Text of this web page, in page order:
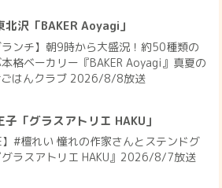
北沢「BAKER Aoyagi」
ランチ】朝9時から大盛況！約50種類の
格ベーカリー『BAKER Aoyagi』真夏の
ごはんクラブ 2026/8/8放送
子「グラスアトリエ HAKU」
】#檀れい 憧れの作家さんとステンドグ
グラスアトリエ HAKU』2026/8/7放送